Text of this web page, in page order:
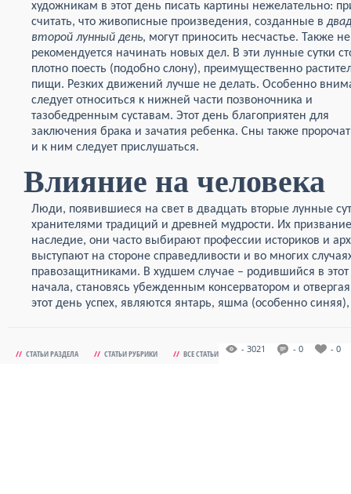
художникам в этот день писать картины нежелательно:
считать, что живописные произведения, созданные в
второй лунный день, могут приносить несчастье. Также не
рекомендуется начинать новых дел. В эти лунные сутки
плотно поесть (подобно слону), преимущественно
пищи. Резких движений лучше не делать. Особенно
следует относиться к нижней части позвоночника и
тазобедренным суставам. Этот день благоприятен для
заключения брака и зачатия ребенка. Сны также пророчат
и к ним следует прислушаться.
Влияние на человека
Люди, появившиеся на свет в двадцать вторые лунные
хранителями традиций и древней мудрости. Их
наследие, они часто выбирают профессии историков и
выступают на стороне справедливости и во многих
правозащитниками. В худшем случае – родившийся в
начала, становясь убежденным консерватором и
этот день успех, являются янтарь, яшма (особенно
// СТАТЬИ РАЗДЕЛА // СТАТЬИ РУБРИКИ // ВСЕ СТАТЬИ - 3021 - 0 - 0